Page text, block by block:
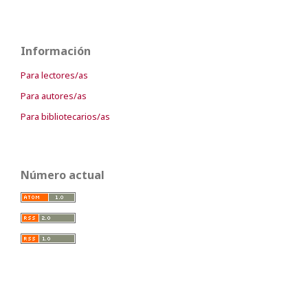
Información
Para lectores/as
Para autores/as
Para bibliotecarios/as
Número actual